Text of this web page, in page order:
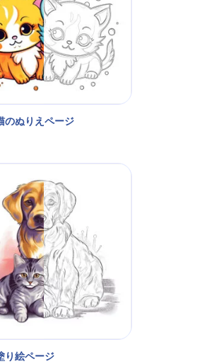
のぬりえページ
り絵ページ